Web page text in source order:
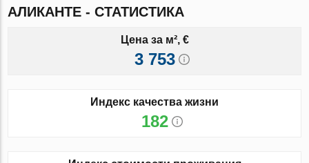
АЛИКАНТЕ - СТАТИСТИКА
Цена за м², €
3 753
Индекс качества жизни
182